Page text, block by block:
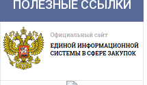
ПОЛЕЗНЫЕ ССЫЛКИ